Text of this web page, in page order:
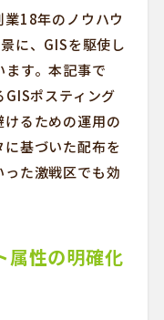
18年のノウハウ
に、GISを駆使し
す。本記事で
ポスティング
るための運用の
基づいた配布を
た激戦区でも効
属性の明確化